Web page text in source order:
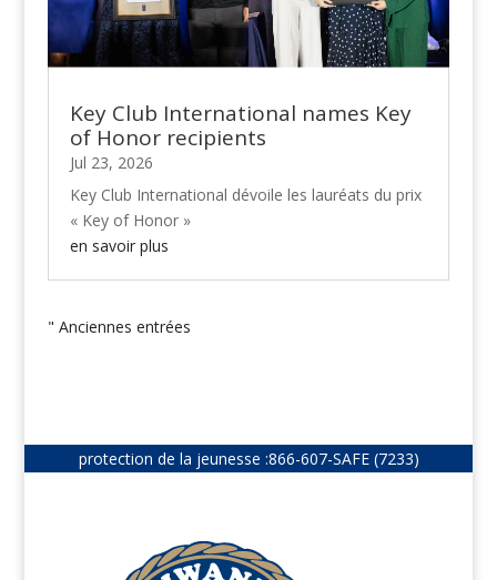
Key Club International names Key
of Honor recipients
Jul 23, 2026
Key Club International dévoile les lauréats du prix
« Key of Honor »
en savoir plus
" Anciennes entrées
protection de la jeunesse :866-607-SAFE (7233)